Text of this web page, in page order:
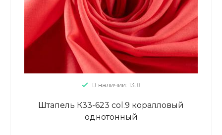
В наличии: 13.8
Штапель К33-623 col.9 коралловый
однотонный